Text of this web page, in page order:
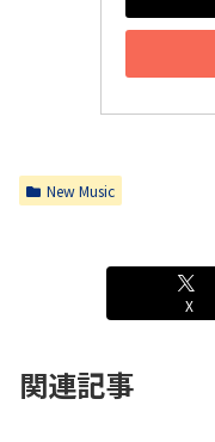
New Music
X
関連記事